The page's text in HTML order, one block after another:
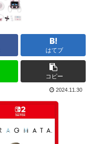
はてブ
コピー
2024.11.30